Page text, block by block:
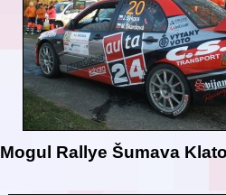
Mogul Rallye Šumava